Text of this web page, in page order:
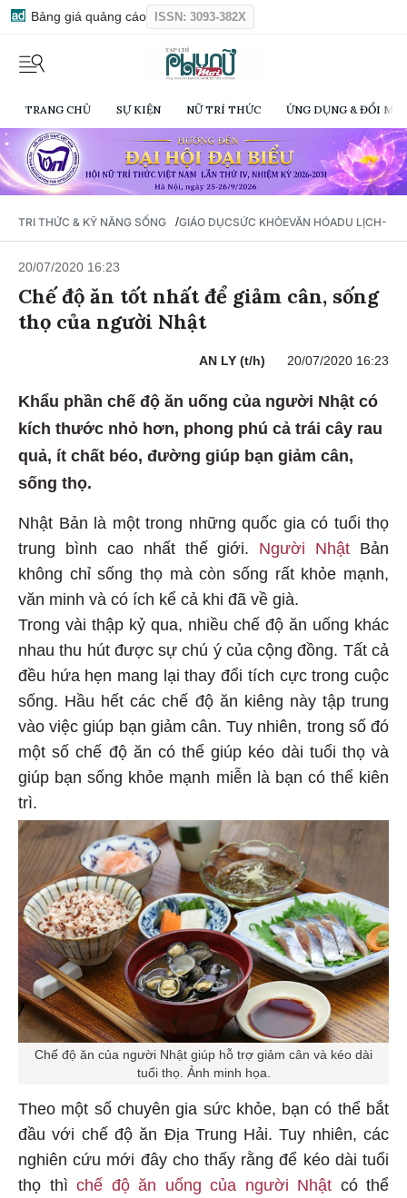
Bảng giá quảng cáo ISSN: 3093-382X
TRANG CHỦ SỰ KIỆN NỮ TRÍ THỨC ỨNG DỤNG & ĐỔI
TRI THỨC & KỸ NĂNG SỐNG /GIÁO DỤCSỨC KHỎEVĂN HÓADU LỊCH-
20/07/2020 16:23
Chế độ ăn tốt nhất để giảm cân, sống
thọ của người Nhật
AN LY (t/h) 20/07/2020 16:23
Khẩu phần chế độ ăn uống của người Nhật có
kích thước nhỏ hơn, phong phú cả trái cây rau
quả, ít chất béo, đường giúp bạn giảm cân,
sống thọ.
Nhật Bản là một trong những quốc gia có tuổi thọ
trung bình cao nhất thế giới. Người Nhật Bản
không chỉ sống thọ mà còn sống rất khỏe mạnh,
văn minh và có ích kể cả khi đã về già.
Trong vài thập kỷ qua, nhiều chế độ ăn uống khác
nhau thu hút được sự chú ý của cộng đồng. Tất cả
đều hứa hẹn mang lại thay đổi tích cực trong cuộc
sống. Hầu hết các chế độ ăn kiêng này tập trung
vào việc giúp bạn giảm cân. Tuy nhiên, trong số đó
một số chế độ ăn có thể giúp kéo dài tuổi thọ và
giúp bạn sống khỏe mạnh miễn là bạn có thể kiên
trì.
Chế độ ăn của người Nhật giúp hỗ trợ giảm cân và kéo dài
tuổi thọ. Ảnh minh họa.
Theo một số chuyên gia sức khỏe, bạn có thể bắt
đầu với chế độ ăn Địa Trung Hải. Tuy nhiên, các
nghiên cứu mới đây cho thấy rằng để kéo dài tuổi
thọ thì chế độ ăn uống của người Nhật có thể